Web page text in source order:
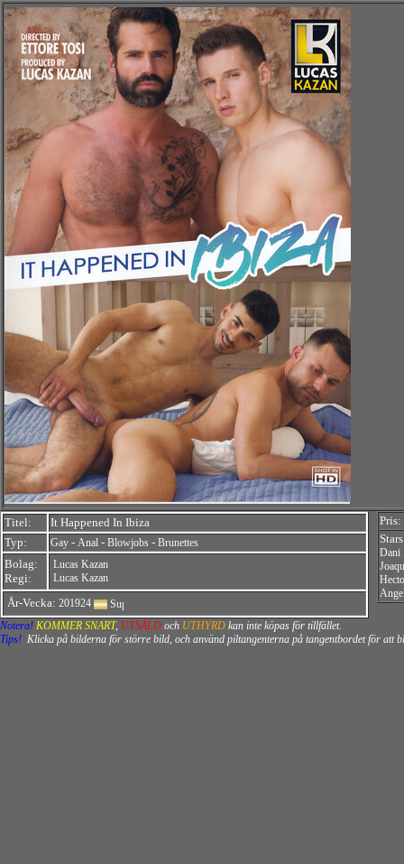
Titel:
It Happened In Ibiza
Typ:
Gay - Anal - Blowjobs - Brunettes
Bolag:
Regi:
Lucas Kazan
Lucas Kazan
År-Vecka: 201924
Dani
Notera! KOMMER SNART, UTSÅLD och UTHYRD kan inte köpas för tillfället.
Tips! Klicka på bilderna för större bild, och använd piltangenterna på tangentbordet för att